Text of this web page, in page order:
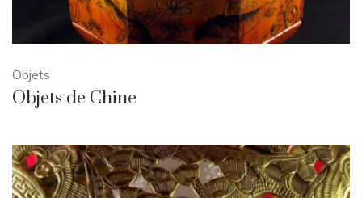
Objets
Objets de Chine